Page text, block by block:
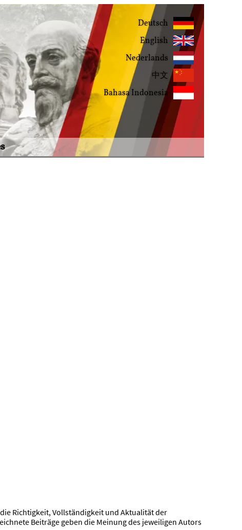
Deutsch
English
Nederlands
中文
Bahasa Indonesia
Richtigkeit, Vollständigkeit und Aktualität der
Beiträge geben die Meinung des jeweiligen Autors